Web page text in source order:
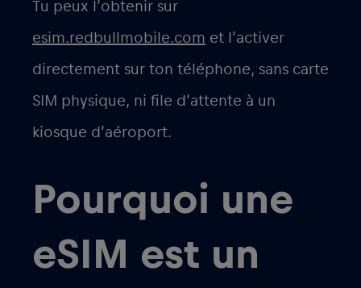
Tu peux l’obtenir sur
esim.redbullmobile.com et l’activer
directement sur ton téléphone, sans carte
SIM physique, ni file d’attente à un
kiosque d’aéroport.
Pourquoi une
eSIM est un